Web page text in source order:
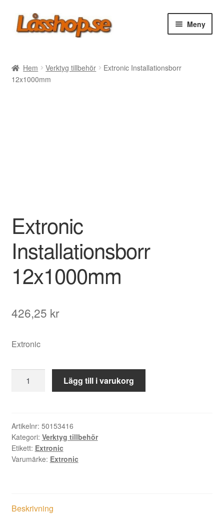
Hoppa
till
Hoppa
till
Meny
Rea
Hem Verktyg tillbehör
Extronic Installationsborr
12x1000mm
Extronic
Installationsborr
12x1000mm
426,25 kr
Extronic
Installationsborr
Lägg till i varukorg
Artikelnr: 50153416
Kategori: Verktyg tillbehör
Etikett: Extronic
Varumärke: Extronic
Beskrivning